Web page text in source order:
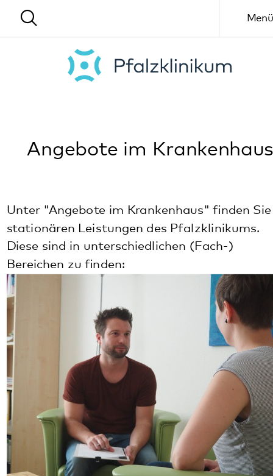
Menü
stationären Leistungen des Pfalzklinikums.
Diese sind in unterschiedlichen (Fach-)
Bereichen zu finden:
Psychiatrie, Psychosomatik und